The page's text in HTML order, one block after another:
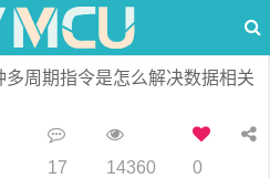
周期指令是怎么解决数据相关
17 14360 0